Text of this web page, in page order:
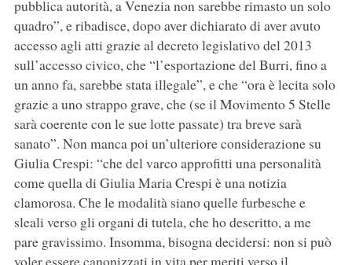
pubblica autorità, a Venezia non sarebbe rimasto un solo
quadro”, e ribadisce, dopo aver dichiarato di aver avuto
accesso agli atti grazie al decreto legislativo del 2013
sull’accesso civico, che “l’esportazione del Burri, fino a
un anno fa, sarebbe stata illegale”, e che “ora è lecita solo
grazie a uno strappo grave, che (se il Movimento 5 Stelle
sarà coerente con le sue lotte passate) tra breve sarà
sanato”. Non manca poi un’ulteriore considerazione su
Giulia Crespi: “che del varco approfitti una personalità
come quella di Giulia Maria Crespi è una notizia
clamorosa. Che le modalità siano quelle furbesche e
sleali verso gli organi di tutela, che ho descritto, a me
pare gravissimo. Insomma, bisogna decidersi: non si può
voler essere canonizzati in vita per meriti verso il